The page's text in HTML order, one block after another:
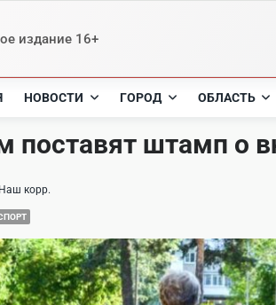
издание 16+
НОВОСТИ ГОРОД ОБЛАСТЬ
поставят штамп о
Наш корр.